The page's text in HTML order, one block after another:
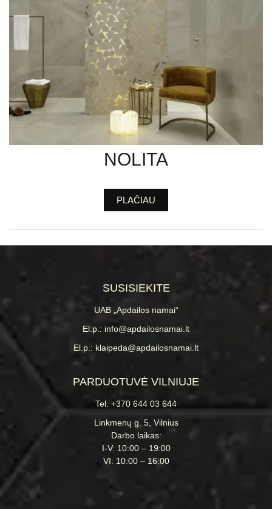
NOLITA
PLAČIAU
SUSISIEKITE
UAB „Apdailos namai“
El.p.: info@apdailosnamai.lt
El.p.: klaipeda@apdailosnamai.lt
PARDUOTUVĖ VILNIUJE
Tel. +370 644 03 644
Linkmenų g. 5, Vilnius
Darbo laikas:
I-V: 10:00 – 19:00
VI: 10:00 – 16:00